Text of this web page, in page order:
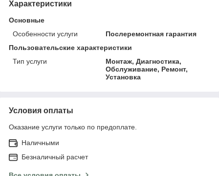
Характеристики
Основные
Особенности услуги
Послеремонтная гарантия
Пользовательские характеристики
Тип услуги
Монтаж, Диагностика,
Обслуживание, Ремонт,
Установка
Условия оплаты
Оказание услуги только по предоплате.
Наличными
Безналичный расчет